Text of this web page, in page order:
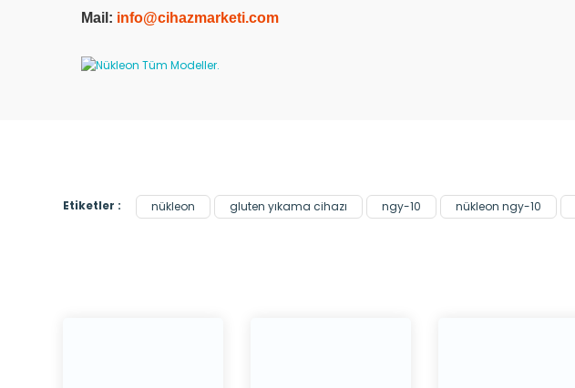
Mail: info@cihazmarketi.com
Etiketler : nükleon gluten yıkama cihazı ngy-10 nükleon ngy-10